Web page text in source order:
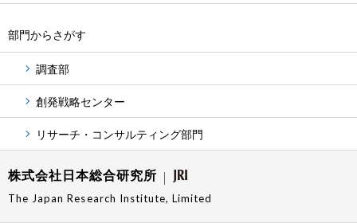
部門からさがす
調査部
創発戦略センター
リサーチ・コンサルティング部門
株式会社日本総合研究所
The Japan Research Institute, Limited